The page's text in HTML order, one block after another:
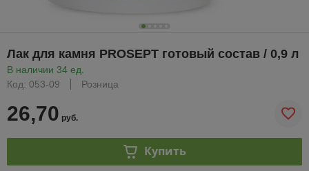
Лак для камня PROSEPT готовый состав / 0,9 л
В наличии 34 ед.
Код: 053-09
Розница
26,70 руб.
Купить